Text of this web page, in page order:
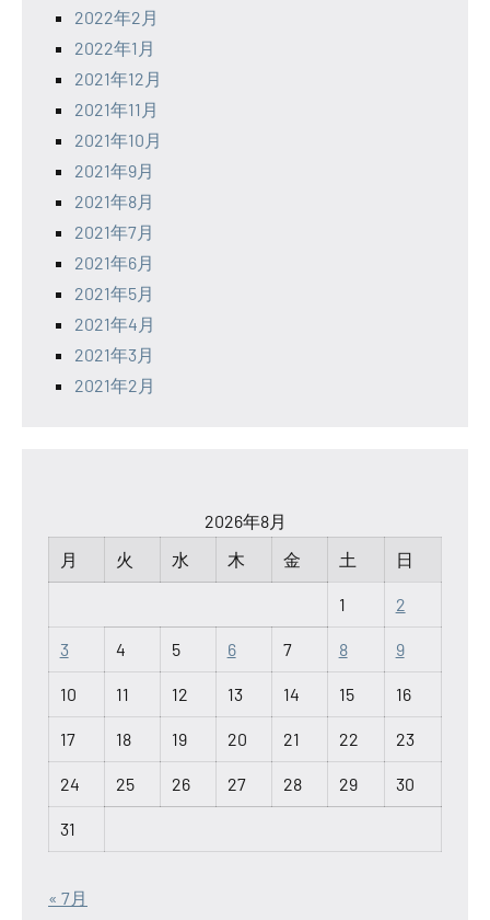
2022年2月
2022年1月
2021年12月
2021年11月
2021年10月
2021年9月
2021年8月
2021年7月
2021年6月
2021年5月
2021年4月
2021年3月
2021年2月
2026年8月
月
火 水 木 金 土 日
1 2
3 4 5 6 7 8 9
10 11 12 13 14 15 16
17 18 19 20 21 22 23
24 25 26 27 28 29 30
31
« 7月